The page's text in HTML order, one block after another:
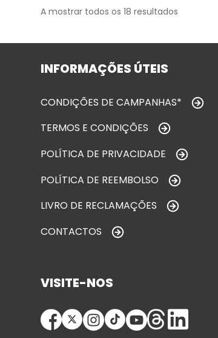
A mostrar todos os 18 resultados
INFORMAÇÕES ÚTEIS
CONDIÇÕES DE CAMPANHAS*
TERMOS E CONDIÇÕES
POLÍTICA DE PRIVACIDADE
POLÍTICA DE REEMBOLSO
LIVRO DE RECLAMAÇÕES
CONTACTOS
VISITE-NOS